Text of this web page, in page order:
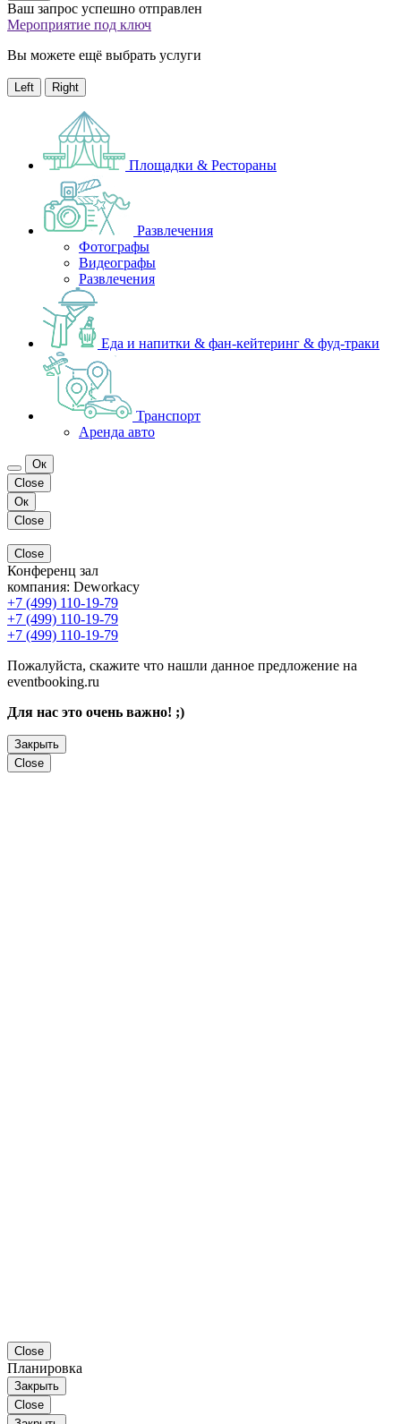
Ваш запрос успешно отправлен
Мероприятие под ключ
Вы можете ещё выбрать услуги
Left Right
Площадки & Рестораны
Развлечения
Фотографы
Видеографы
Развлечения
Еда и напитки & фан-кейтеринг & фуд-траки
Транспорт
Аренда авто
Ок
Close
Ок
Close
Close
Конференц зал
компания: Deworkacy
+7 (499) 110-19-79
+7 (499) 110-19-79
+7 (499) 110-19-79
Пожалуйста, скажите что нашли данное предложение на
eventbooking.ru
Для нас это очень важно! ;)
Закрыть
Close
Close
Планировка
Закрыть
Close